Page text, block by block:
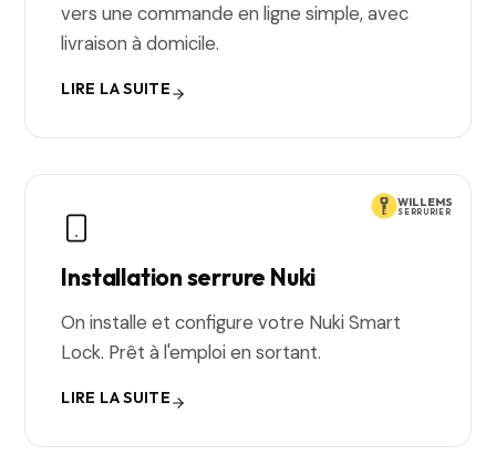
vers une commande en ligne simple, avec
livraison à domicile.
LIRE LA SUITE
WILLEMS
SERRURIER
Installation serrure Nuki
On installe et configure votre Nuki Smart
Lock. Prêt à l'emploi en sortant.
LIRE LA SUITE